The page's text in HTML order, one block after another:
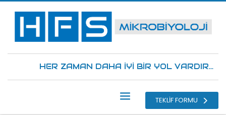
HER ZAMAN DAHA İYİ BİR YOL VARDIR...
TEKLİF FORMU